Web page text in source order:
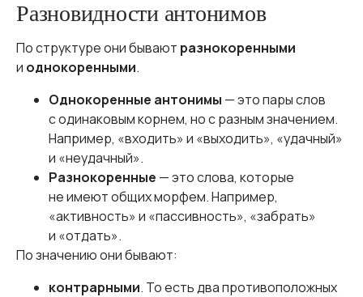
Разновидности антонимов
По структуре они бывают разнокоренными
и однокоренными.
Однокоренные антонимы — это пары слов
с одинаковым корнем, но с разным значением.
Например, «входить» и «выходить», «удачный»
и «неудачный».
Разнокоренные — это слова, которые
не имеют общих морфем. Например,
«активность» и «пассивность», «забрать»
и «отдать».
По значению они бывают:
контрарными. То есть два противоположных